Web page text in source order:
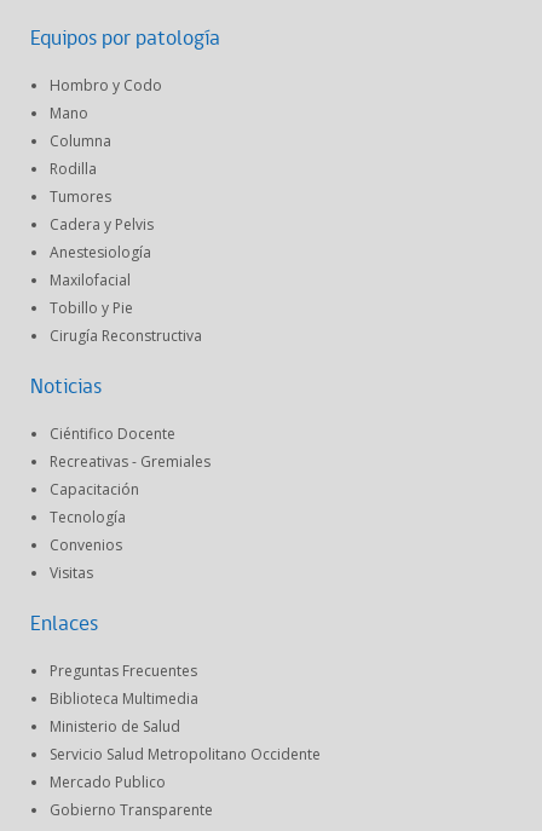
Equipos por patología
Hombro y Codo
Mano
Columna
Rodilla
Tumores
Cadera y Pelvis
Anestesiología
Maxilofacial
Tobillo y Pie
Cirugía Reconstructiva
Noticias
Ciéntifico Docente
Recreativas - Gremiales
Capacitación
Tecnología
Convenios
Visitas
Enlaces
Preguntas Frecuentes
Biblioteca Multimedia
Ministerio de Salud
Servicio Salud Metropolitano Occidente
Mercado Publico
Gobierno Transparente